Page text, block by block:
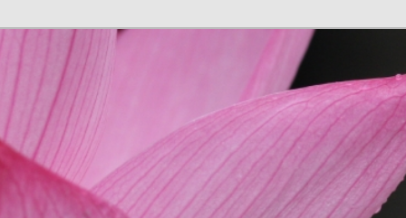
科
くにさわ ひにょうき ひふか ヒフカ ヒニョウキ